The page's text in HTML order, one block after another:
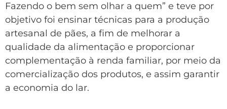
Fazendo o bem sem olhar a quem” e teve por
objetivo foi ensinar técnicas para a produção
artesanal de pães, a fim de melhorar a
qualidade da alimentação e proporcionar
complementação à renda familiar, por meio da
comercialização dos produtos, e assim garantir
a economia do lar.